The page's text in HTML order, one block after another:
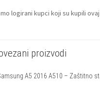
logirani kupci koji su kupili
proizvodi
A5 2016 A510 – Zaštitno